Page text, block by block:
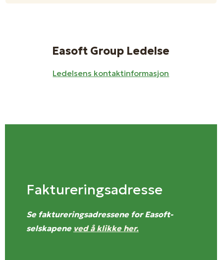
Easoft Group Ledelse
Ledelsens kontaktinformasjon
Faktureringsadresse
Se faktureringsadressene for Easoft-
selskapene ved å klikke her.